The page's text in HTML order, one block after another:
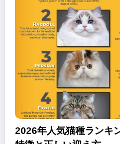
2026年人気猫種ランキ